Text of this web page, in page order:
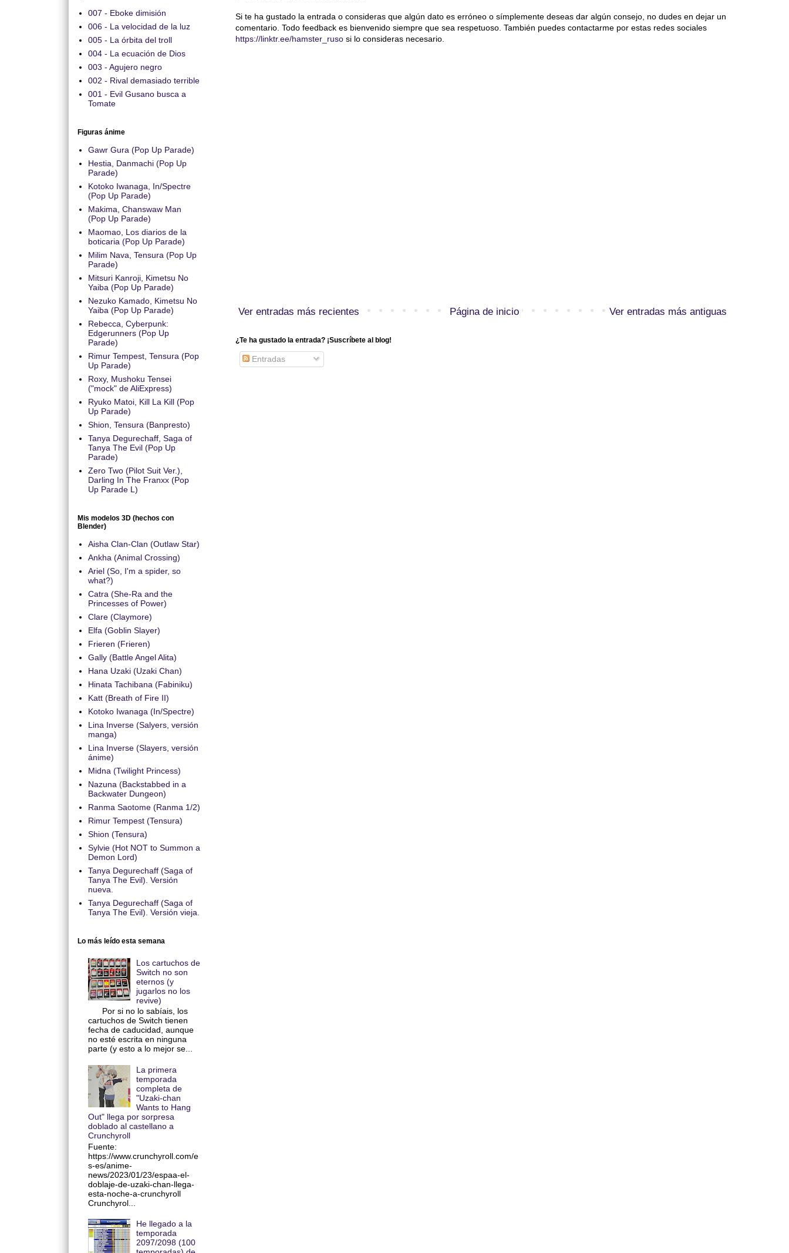
Si te ha gustado la entrada o consideras que algún dato es erróneo o símplemente deseas dar algún consejo, no dudes en dejar un
comentario. Todo feedback es bienvenido siempre que sea respetuoso. También puedes contactarme por estas redes sociales
https://linktr.ee/hamster_ruso si lo consideras necesario.
Ver entradas más recientes Ver entradas más antiguas
Página de inicio
¿Te ha gustado la entrada? ¡Suscríbete al blog!
Entradas
007 - Eboke dimisión
006 - La velocidad de la luz
005 - La órbita del troll
004 - La ecuación de Dios
003 - Agujero negro
002 - Rival demasiado terrible
001 - Evil Gusano busca a
Tomate
Figuras ánime
Gawr Gura (Pop Up Parade)
Hestia, Danmachi (Pop Up
Parade)
Kotoko Iwanaga, In/Spectre
(Pop Up Parade)
Makima, Chanswaw Man
(Pop Up Parade)
Maomao, Los diarios de la
boticaria (Pop Up Parade)
Milim Nava, Tensura (Pop Up
Parade)
Mitsuri Kanroji, Kimetsu No
Yaiba (Pop Up Parade)
Nezuko Kamado, Kimetsu No
Yaiba (Pop Up Parade)
Rebecca, Cyberpunk:
Edgerunners (Pop Up
Parade)
Rimur Tempest, Tensura (Pop
Up Parade)
Roxy, Mushoku Tensei
("mock" de AliExpress)
Ryuko Matoi, Kill La Kill (Pop
Up Parade)
Shion, Tensura (Banpresto)
Tanya Degurechaff, Saga of
Tanya The Evil (Pop Up
Parade)
Zero Two (Pilot Suit Ver.),
Darling In The Franxx (Pop
Up Parade L)
Mis modelos 3D (hechos con
Blender)
Aisha Clan-Clan (Outlaw Star)
Ankha (Animal Crossing)
Ariel (So, I'm a spider, so
what?)
Catra (She-Ra and the
Princesses of Power)
Clare (Claymore)
Elfa (Goblin Slayer)
Frieren (Frieren)
Gally (Battle Angel Alita)
Hana Uzaki (Uzaki Chan)
Hinata Tachibana (Fabiniku)
Katt (Breath of Fire II)
Kotoko Iwanaga (In/Spectre)
Lina Inverse (Salyers, versión
manga)
Lina Inverse (Slayers, versión
ánime)
Midna (Twilight Princess)
Nazuna (Backstabbed in a
Backwater Dungeon)
Ranma Saotome (Ranma 1/2)
Rimur Tempest (Tensura)
Shion (Tensura)
Sylvie (Hot NOT to Summon a
Demon Lord)
Tanya Degurechaff (Saga of
Tanya The Evil). Versión
nueva.
Tanya Degurechaff (Saga of
Tanya The Evil). Versión vieja.
Lo más leído esta semana
Los cartuchos de
Switch no son
eternos (y
jugarlos no los
revive)
Por si no lo sabíais, los
cartuchos de Switch tienen
fecha de caducidad, aunque
no esté escrita en ninguna
parte (y esto a lo mejor se...
La primera
temporada
completa de
"Uzaki-chan
Wants to Hang
Out" llega por sorpresa
doblado al castellano a
Crunchyroll
Fuente:
https://www.crunchyroll.com/e
s-es/anime-
news/2023/01/23/espaa-el-
doblaje-de-uzaki-chan-llega-
esta-noche-a-crunchyroll
Crunchyrol...
He llegado a la
temporada
2097/2098 (100